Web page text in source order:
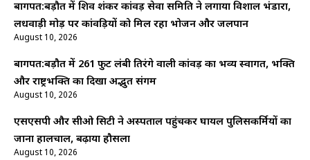
बागपत:बड़ौत में शिव शंकर कांवड़ सेवा समिति ने लगाया विशाल भंडारा,
लधवाड़ी मोड़ पर कांवड़ियों को मिल रहा भोजन और जलपान
August 10, 2026
बागपत:बड़ौत में 261 फुट लंबी तिरंगे वाली कांवड़ का भव्य स्वागत, भक्ति
और राष्ट्रभक्ति का दिखा अद्भुत संगम
August 10, 2026
एसएसपी और सीओ सिटी ने अस्पताल पहुंचकर घायल पुलिसकर्मियों का
जाना हालचाल, बढ़ाया हौसला
August 10, 2026